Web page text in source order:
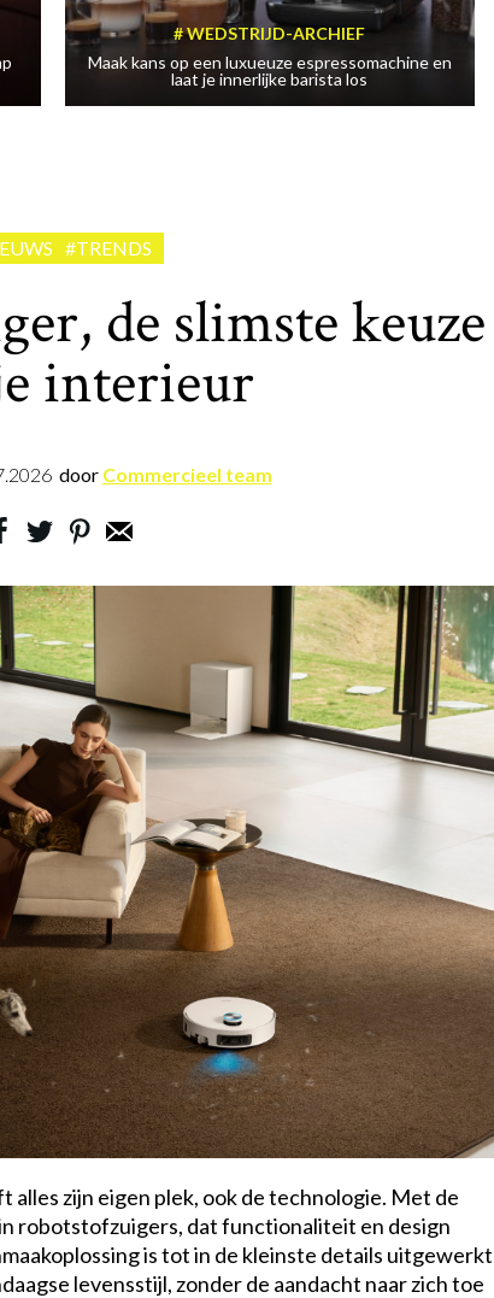
WEDSTRIJD-ARCHIEF
Maak kans op een luxueuze espressomachine en
laat je innerlijke barista los
#TRENDS
de slimste keuze
interieur
door Commercieel team
zijn eigen plek, ook de technologie. Met de
robotstofzuigers, dat functionaliteit en design
is tot in de kleinste details uitgewerkt
levensstijl, zonder de aandacht naar zich toe